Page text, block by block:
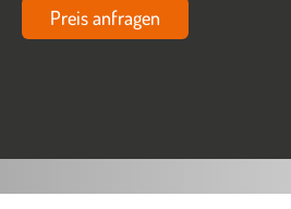
Preis anfragen